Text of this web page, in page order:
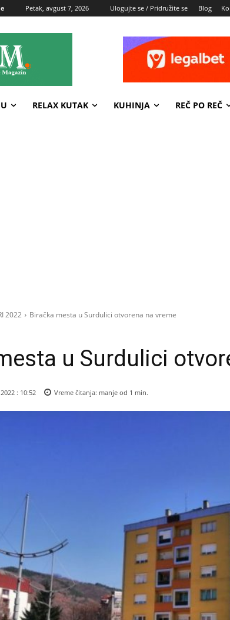
Petak, avgust 7, 2026 Ulogujte se / Pridružite se Blog
RELAX KUTAK KUHINJA REČ PO REČ
2022 Biračka mesta u Surdulici otvorena na vreme
u Surdulici
: 10:52 Vreme čitanja: manje od 1 min.